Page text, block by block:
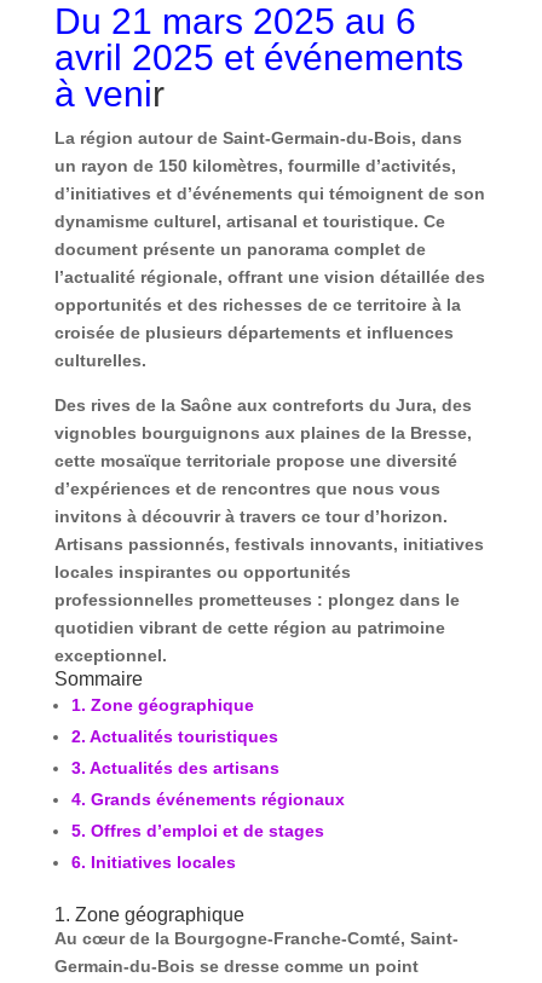
Du 21 mars 2025 au 6
avril 2025 et événements
à venir
La région autour de Saint-Germain-du-Bois, dans
un rayon de 150 kilomètres, fourmille d’activités,
d’initiatives et d’événements qui témoignent de son
dynamisme culturel, artisanal et touristique. Ce
document présente un panorama complet de
l’actualité régionale, offrant une vision détaillée des
opportunités et des richesses de ce territoire à la
croisée de plusieurs départements et influences
culturelles.
Des rives de la Saône aux contreforts du Jura, des
vignobles bourguignons aux plaines de la Bresse,
cette mosaïque territoriale propose une diversité
d’expériences et de rencontres que nous vous
invitons à découvrir à travers ce tour d’horizon.
Artisans passionnés, festivals innovants, initiatives
locales inspirantes ou opportunités
professionnelles prometteuses : plongez dans le
quotidien vibrant de cette région au patrimoine
exceptionnel.
Sommaire
1. Zone géographique
2. Actualités touristiques
3. Actualités des artisans
4. Grands événements régionaux
5. Offres d’emploi et de stages
6. Initiatives locales
1. Zone géographique
Au cœur de la Bourgogne-Franche-Comté, Saint-
Germain-du-Bois se dresse comme un point